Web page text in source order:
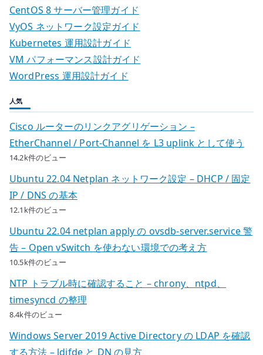
CentOS 8 サーバー管理ガイド
VyOS ネットワーク設定ガイド
Kubernetes 運用設計ガイド
VM パフォーマンス設計ガイド
WordPress 運用設計ガイド
人気
Cisco ルーターのリンクアグリゲーション –
EtherChannel / Port-Channel を L3 uplink として使う
14.2k件のビュー
Ubuntu 22.04 Netplan ネットワーク設定 – DHCP / 固定
IP / DNS の基本
12.1k件のビュー
Ubuntu 22.04 netplan apply の ovsdb-server.service 警
告 – Open vSwitch を使わない環境での考え方
10.5k件のビュー
NTP トラブル時に確認すること – chrony、ntpd、
timesyncd の整理
8.4k件のビュー
Windows Server 2019 Active Directory の LDAP を確認
する方法 – ldifde と DN の見方